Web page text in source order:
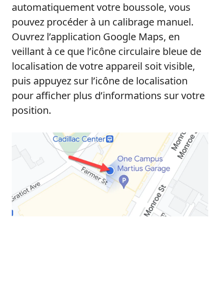
automatiquement votre boussole, vous
pouvez procéder à un calibrage manuel.
Ouvrez l’application Google Maps, en
veillant à ce que l’icône circulaire bleue de
localisation de votre appareil soit visible,
puis appuyez sur l’icône de localisation
pour afficher plus d’informations sur votre
position.